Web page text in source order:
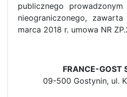
publicznego
nieograniczonego,
marca 2018 r. umowa NR
FRANCE-GOST
09-500 Gostynin, ul.